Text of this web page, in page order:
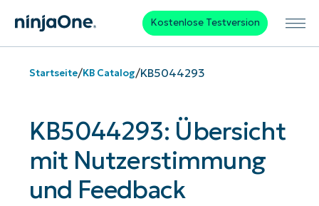
Kostenlose Testversion
Startseite/KB Catalog/KB5044293
KB5044293: Übersicht
mit Nutzerstimmung
und Feedback